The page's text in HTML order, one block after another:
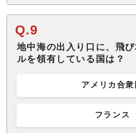
Q.9
地中海の出入り口に、飛
ルを領有している国は？
アメリカ合衆
フランス